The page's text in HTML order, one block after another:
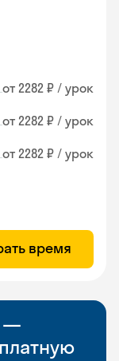
от 2282 ₽ / урок
от 2282 ₽ / урок
от 2282 ₽ / урок
время
—